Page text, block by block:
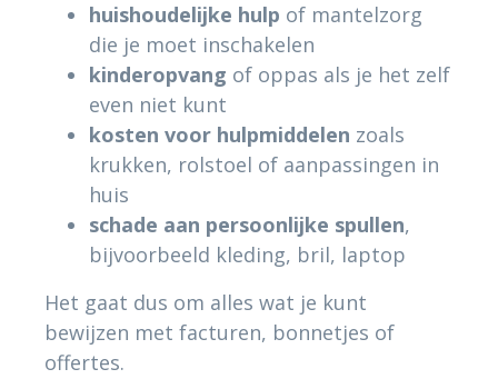
huishoudelijke hulp of mantelzorg
die je moet inschakelen
kinderopvang of oppas als je het zelf
even niet kunt
kosten voor hulpmiddelen zoals
krukken, rolstoel of aanpassingen in
huis
schade aan persoonlijke spullen,
bijvoorbeeld kleding, bril, laptop
Het gaat dus om alles wat je kunt
bewijzen met facturen, bonnetjes of
offertes.